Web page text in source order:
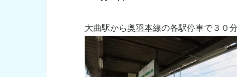
大曲駅から奥羽本線の各駅停車で３０